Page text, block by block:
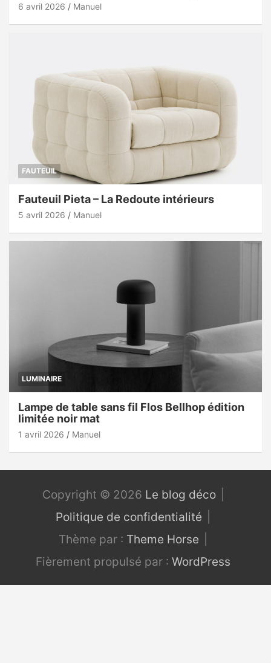
6 avril 2026 Manuel
FAUTEUIL
Fauteuil Pieta – La Redoute intérieurs
5 avril 2026 Manuel
LUMINAIRE
Lampe de table sans fil Flos Bellhop édition
limitée noir mat
1 avril 2026 Manuel
Copyright © 2026 Le blog déco
Politique de confidentialité
Thème par : Theme Horse
Fièrement propulsé par : WordPress